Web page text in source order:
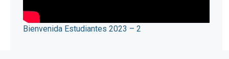
Bienvenida Estudiantes 2023 – 2